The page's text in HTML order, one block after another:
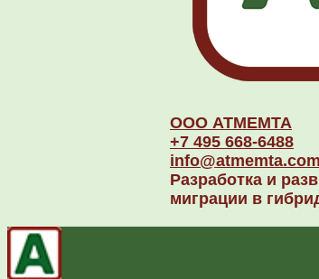
ООО АТМЕМТА
+7 495 668-6488
info@atmemta.com
Разработка и
миграции в